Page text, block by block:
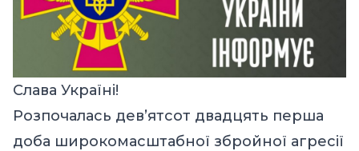
Слава Україні!
Розпочалась дев’ятсот двадцять перша
доба широкомасштабної збройної агресії